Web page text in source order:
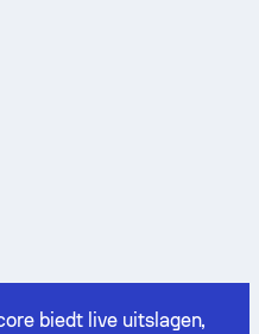
biedt live uitslagen,